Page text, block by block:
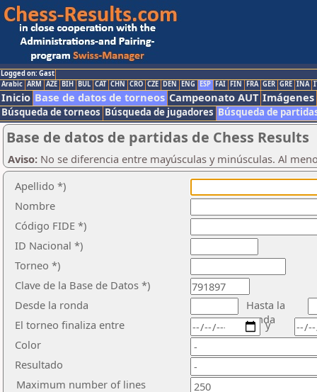
Logged on: Gast
Arabic ARM AZE BIH BUL CAT CHN CRO CZE DEN ENG ESP FAI FIN FRA GER GRE INA
Inicio Base de datos de torneos Campeonato AUT Imágenes
Búsqueda de torneos Búsqueda de jugadores Búsqueda de
Base de datos de partidas de Chess Results
Aviso: No se diferencia entre mayúsculas y minúsculas. Al
Apellido *)
Nombre
Código FIDE *)
ID Nacional *)
Torneo *)
Clave de la Base de Datos *)
Desde la ronda
Hasta la
ronda
El torneo finaliza entre
Color
Resultado
y
Maximum number of lines